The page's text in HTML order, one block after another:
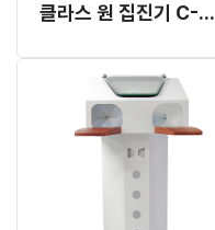
클라스 원 집진기 C-M100-G 전용 필터